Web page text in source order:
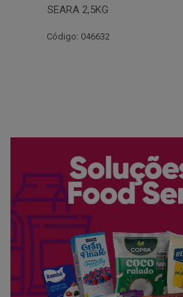
AURORA 5KG
Código: 046371